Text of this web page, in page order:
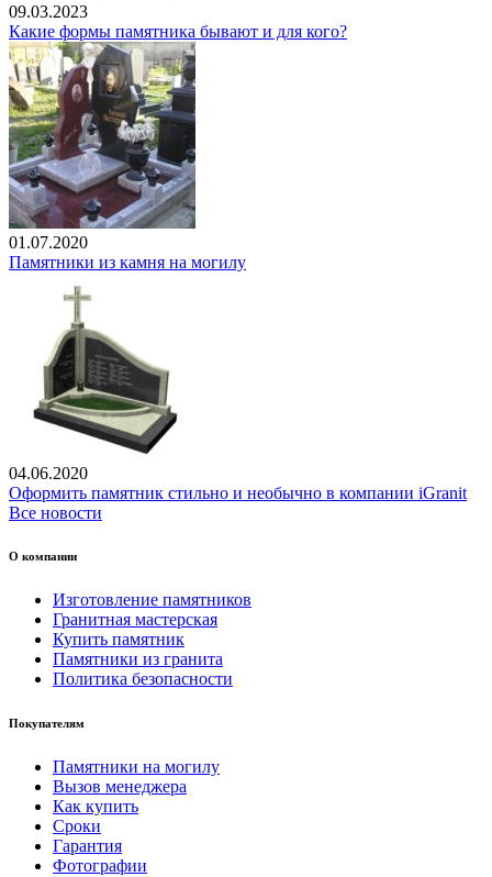
09.03.2023
Какие формы памятника бывают и для кого?
01.07.2020
Памятники из камня на могилу
04.06.2020
Оформить памятник стильно и необычно в компании iGranit
Все новости
О компании
Изготовление памятников
Гранитная мастерская
Купить памятник
Памятники из гранита
Политика безопасности
Покупателям
Памятники на могилу
Вызов менеджера
Как купить
Сроки
Гарантия
Фотографии